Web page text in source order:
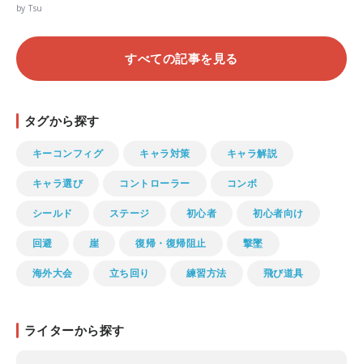
by Tsu
すべての記事を見る
タグから探す
キーコンフィグ キャラ対策 キャラ解説
キャラ選び コントローラー コンボ
シールド ステージ 初心者 初心者向け
回避 崖 復帰・復帰阻止 撃墜
海外大会 立ち回り 練習方法 飛び道具
ライターから探す